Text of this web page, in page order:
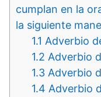
cumplan en la
la siguiente
1.1 Adverbio
1.2 Adverbio
1.3 Adverbio
1.4 Adverbio